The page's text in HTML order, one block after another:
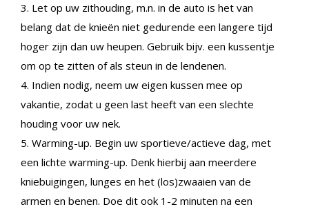
3. Let op uw zithouding, m.n. in de auto is het van
belang dat de knieën niet gedurende een langere tijd
hoger zijn dan uw heupen. Gebruik bijv. een kussentje
om op te zitten of als steun in de lendenen.
4. Indien nodig, neem uw eigen kussen mee op
vakantie, zodat u geen last heeft van een slechte
houding voor uw nek.
5. Warming-up. Begin uw sportieve/actieve dag, met
een lichte warming-up. Denk hierbij aan meerdere
kniebuigingen, lunges en het (los)zwaaien van de
armen en benen. Doe dit ook 1-2 minuten na een